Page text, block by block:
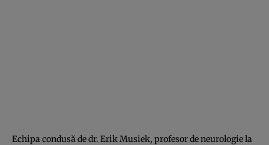
Echipa condusă de dr. Erik Musiek, profesor de neurologie la